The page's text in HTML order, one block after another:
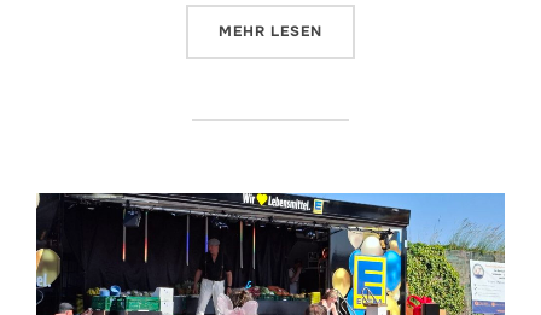
MEHR ÜBER „POKALFINALE IN BERLIN:
LESEN